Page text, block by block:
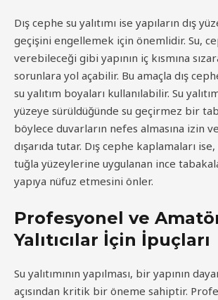
Dış cephe su yalıtımı ise yapıların dış
geçişini engellemek için önemlidir. Su,
verebileceği gibi yapının iç kısmına
sorunlara yol açabilir. Bu amaçla dış
su yalıtım boyaları kullanılabilir. Su
yüzeye sürüldüğünde su geçirmez bir
böylece duvarların nefes almasına izin
dışarıda tutar. Dış cephe kaplamaları
tuğla yüzeylerine uygulanan ince
yapıya nüfuz etmesini önler.
Profesyonel ve
Yalıtıcılar İçin İpuçları
Su yalıtımının yapılması, bir yapının
açısından kritik bir öneme sahiptir.